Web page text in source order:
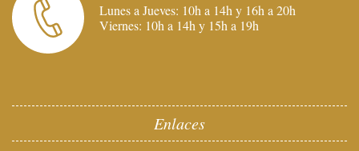
Lunes a Jueves: 10h a 14h y 16h a 20h
Viernes: 10h a 14h y 15h a 19h
Enlaces